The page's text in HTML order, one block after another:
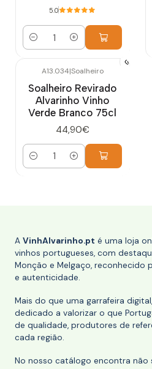
5.0
Quantidade
A13.034|Soalheiro
Soalheiro Revirado
Alvarinho Vinho
Verde Branco 75cl
44,90€
Quantidade
A VinhAlvarinho.pt é uma loja
vinhos portugueses, com
Monção e Melgaço, reconhecido
e autenticidade.
Mais do que uma garrafeira
dedicado a valorizar o que
de qualidade, produtores de
cada região.
No nosso catálogo encontra não